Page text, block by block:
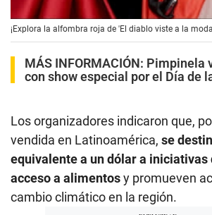
00:00 01:29
¡Explora la alfombra roja de 'El diablo viste a la
MÁS INFORMACIÓN: Pimpinela
con show especial por el Día de
Los organizadores indicaron que,
vendida en Latinoamérica, se
equivalente a un dólar a iniciativas
acceso a alimentosy promueven
cambio climático en la región.